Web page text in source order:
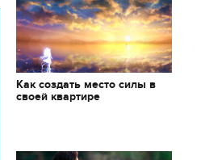
Как создать место силы в
своей квартире